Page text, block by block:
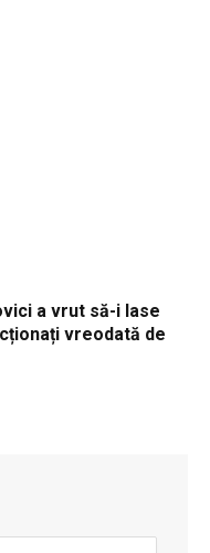
a vrut să-i lase
vreodată de